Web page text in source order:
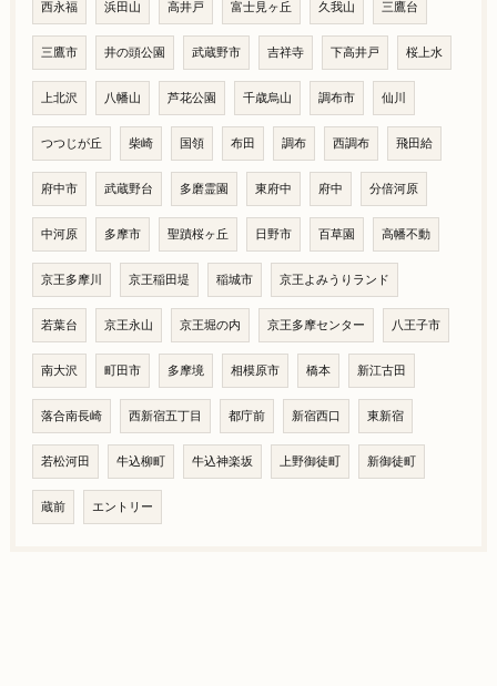
西永福 浜田山 高井戸 富士見ヶ丘 久我山 三鷹台
三鷹市 井の頭公園 武蔵野市 吉祥寺 下高井戸 桜上水
上北沢 八幡山 芦花公園 千歳烏山 調布市 仙川
つつじが丘 柴崎 国領 布田 調布 西調布 飛田給
府中市 武蔵野台 多磨霊園 東府中 府中 分倍河原
中河原 多摩市 聖蹟桜ヶ丘 日野市 百草園 高幡不動
京王多摩川 京王稲田堤 稲城市 京王よみうりランド
若葉台 京王永山 京王堀の内 京王多摩センター 八王子市
南大沢 町田市 多摩境 相模原市 橋本 新江古田
落合南長崎 西新宿五丁目 都庁前 新宿西口 東新宿
若松河田 牛込柳町 牛込神楽坂 上野御徒町 新御徒町
蔵前 エントリー